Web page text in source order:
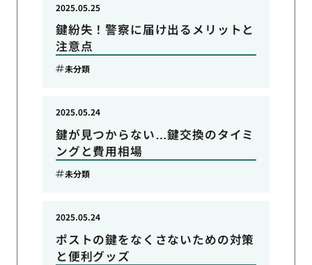
鍵紛失！警察に届け出るメリットと
注意点
2025.05.25
未分類
鍵が見つからない…鍵交換のタイミ
ングと費用相場
2025.05.24
未分類
ポストの鍵をなくさないための対策
と便利グッズ
2025.05.24